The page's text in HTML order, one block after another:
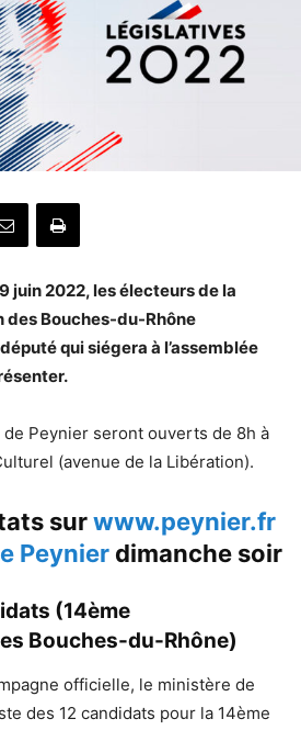
juin 2022, les électeurs de la
Bouches-du-Rhône
qui siégera à l’assemblée
Peynier seront ouverts de 8h à
(avenue de la Libération).
surwww.peynier.fr
Peynierdimanche soir
(14ème
Bouches-du-Rhône)
officielle, le ministère de
des 12 candidats pour la 14ème